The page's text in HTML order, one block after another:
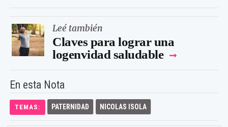
Leé también
Claves para lograr una
logenvidad saludable
En esta Nota
TEMAS: PATERNIDAD NICOLAS ISOLA